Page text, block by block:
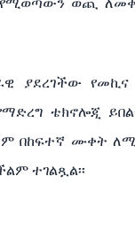
የሚወጣውን ወጪ
ያደረገችው
ቴክኖሎጂ
በከፍተኛ ሙቀት
ተገልጿል፡፡